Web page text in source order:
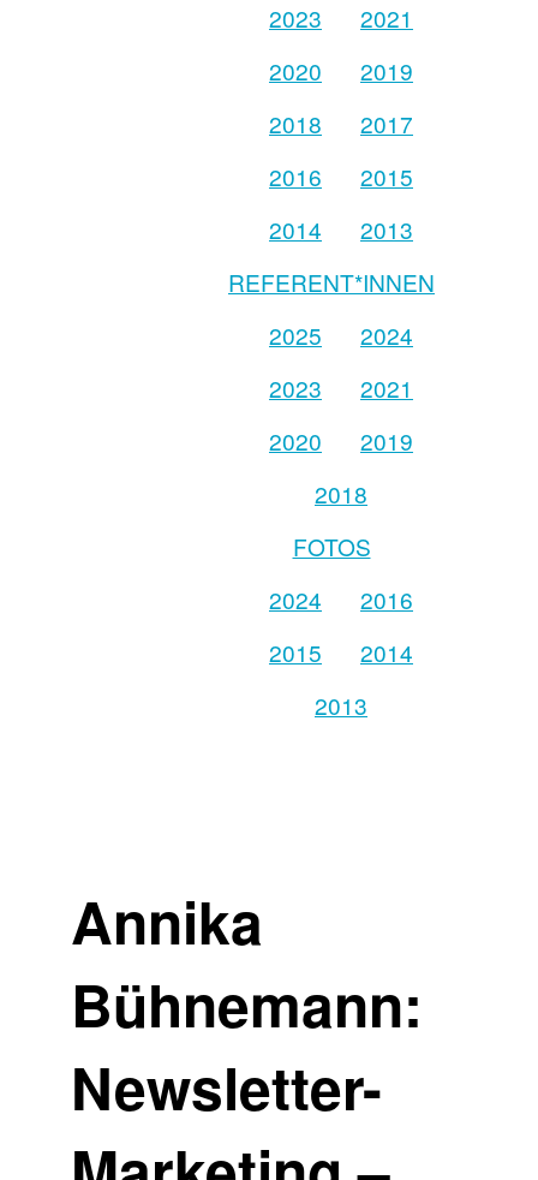
2023
2021
2020
2019
2018
2017
2016
2015
2014
2013
REFERENT*INNEN
2025
2024
2023
2021
2020
2019
2018
FOTOS
2024
2016
2015
2014
2013
Annika
Bühnemann:
Newsletter-